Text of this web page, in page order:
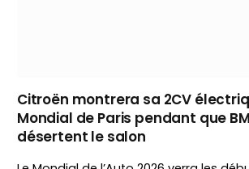
Citroën montrera sa 2CV
Mondial de Paris pendant que
désertent le salon